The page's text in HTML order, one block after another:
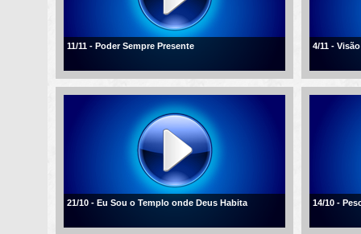
11/11 - Poder Sempre Presente 4/11 -
21/10 - Eu Sou o Templo onde Deus Habita 14/10 -